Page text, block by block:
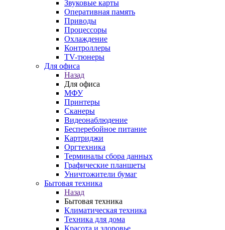
Звуковые карты
Оперативная память
Приводы
Процессоры
Охлаждение
Контроллеры
TV-тюнеры
Для офиса
Назад
Для офиса
МФУ
Принтеры
Сканеры
Видеонаблюдение
Бесперебойное питание
Картриджи
Оргтехника
Терминалы сбора данных
Графические планшеты
Уничтожители бумаг
Бытовая техника
Назад
Бытовая техника
Климатическая техника
Техника для дома
Красота и здоровье